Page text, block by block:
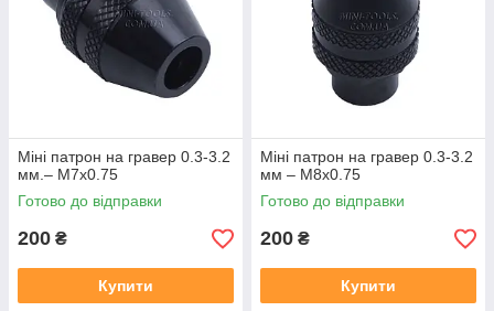
Міні патрон на гравер 0.3-3.2
мм.– М7х0.75
Готово до відправки
200 ₴
Купити
Міні патрон на гравер 0.3-3.2
мм – М8х0.75
Готово до відправки
200 ₴
Купити